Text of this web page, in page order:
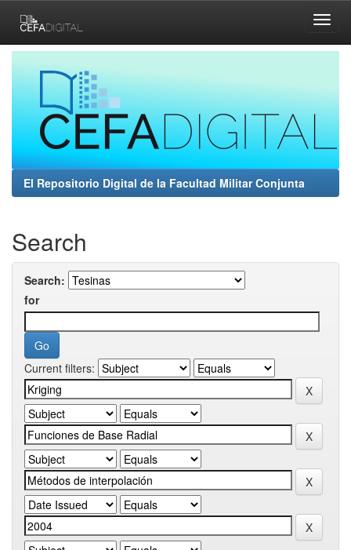
navigation
El Repositorio Digital de la Facultad Militar Conjunta
Search
Search:
for
Current filters: